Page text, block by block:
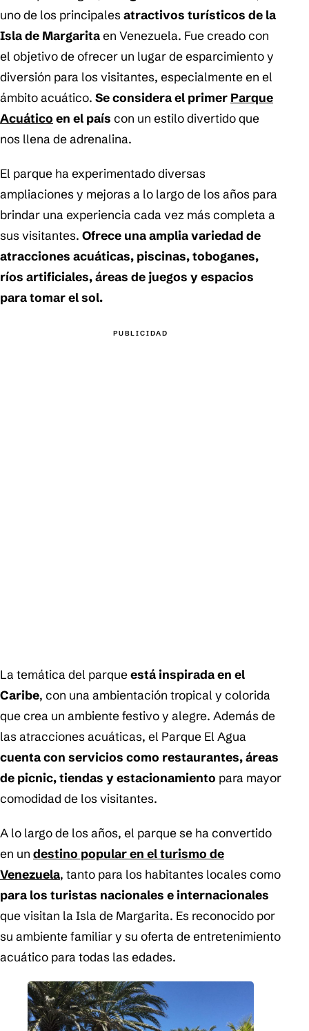
uno de los principales atractivos turísticos de la
Isla de Margaritaen Venezuela. Fue creado con
el objetivo de ofrecer un lugar de esparcimiento y
diversión para los visitantes, especialmente en el
ámbito acuático. Se considera el primer Parque
Acuático en el país con un estilo divertido que
nos llena de adrenalina.
El parque ha experimentado diversas
ampliaciones y mejoras a lo largo de los años para
brindar una experiencia cada vez más completa a
sus visitantes. Ofrece una amplia variedad de
atracciones acuáticas, piscinas, toboganes,
ríos artificiales, áreas de juegos y espacios
para tomar el sol.
PUBLICIDAD
La temática del parqueestá inspirada en el
Caribe, con una ambientación tropical y colorida
que crea un ambiente festivo y alegre. Además de
las atracciones acuáticas, el Parque El Agua
cuenta con servicios como restaurantes, áreas
de picnic, tiendas y estacionamiento para mayor
comodidad de los visitantes.
A lo largo de los años, el parque se ha convertido
en un destino popular en el turismo de
Venezuela, tanto para los habitantes locales como
para los turistas nacionales e internacionales
que visitan la Isla de Margarita. Es reconocido por
su ambiente familiar y su oferta de entretenimiento
acuático para todas las edades.